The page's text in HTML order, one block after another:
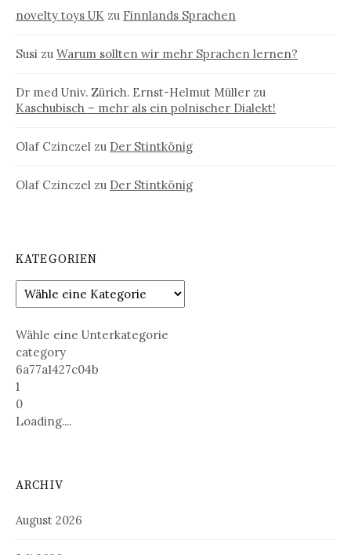
novelty toys UK zu Finnlands Sprachen
Susi zu Warum sollten wir mehr Sprachen lernen?
Dr med Univ. Zürich. Ernst-Helmut Müller zu
Kaschubisch – mehr als ein polnischer Dialekt!
Olaf Czinczel zu Der Stintkönig
Olaf Czinczel zu Der Stintkönig
KATEGORIEN
Wähle eine Unterkategorie
category
6a77a1427c04b
1
0
Loading....
ARCHIV
August 2026